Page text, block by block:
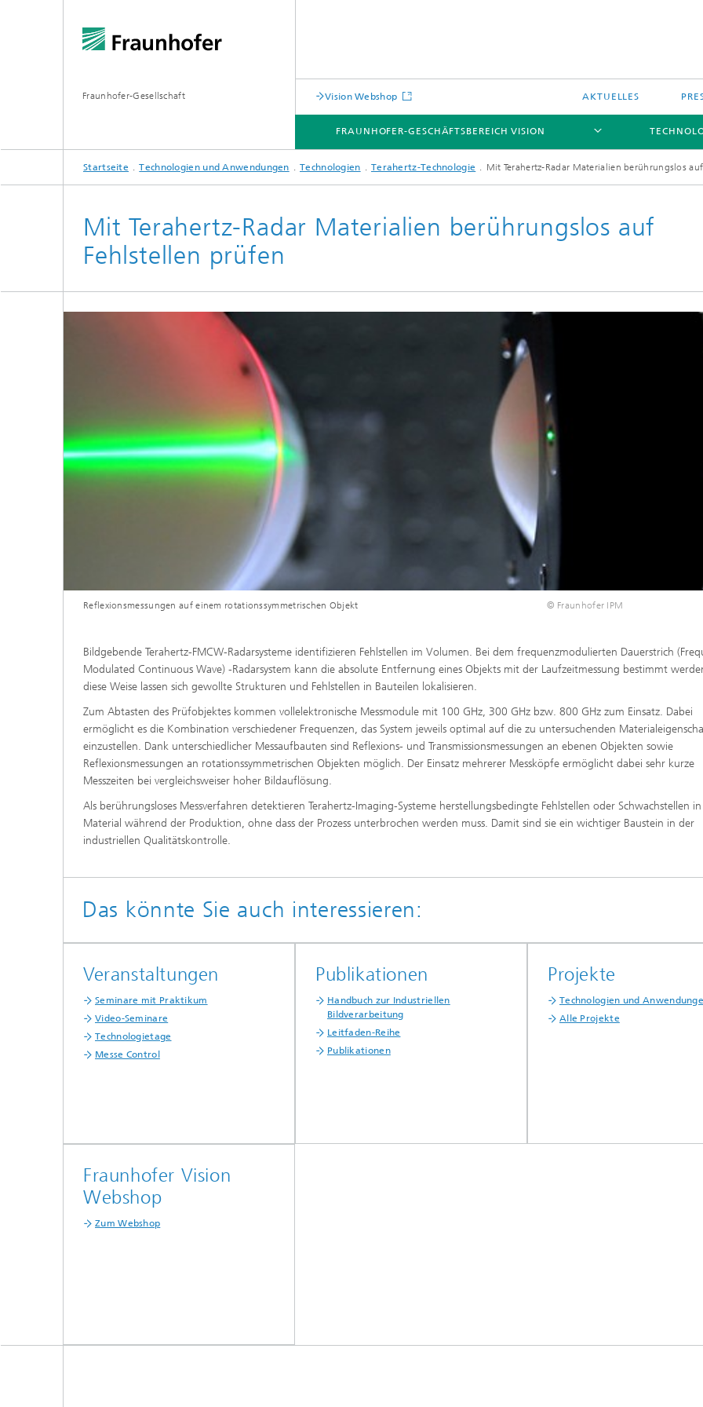
Fraunhofer-Gesellschaft Vision Webshop AKTUELLES
FRAUNHOFER-GESCHÄFTSBEREICH VISION
FRAUNHOFER-GESCHÄFTSBEREICH VISION
TECHNOLOGIEN UND ANWENDUNGEN
Startseite Technologien und Anwendungen Technologien Terahertz-Technologie Mit Terahertz-Radar Materialien berührungslos
Mit Terahertz-Radar Materialien berührungslos auf
Fehlstellen prüfen
© Fraunhofer IPM
Reflexionsmessungen auf einem rotationssymmetrischen Objekt
Bildgebende Terahertz-FMCW-Radarsysteme identifizieren Fehlstellen im Volumen. Bei dem frequenzmodulierten Dauerstrich
Modulated Continuous Wave) -Radarsystem kann die absolute Entfernung eines Objekts mit der Laufzeitmessung bestimmt
diese Weise lassen sich gewollte Strukturen und Fehlstellen in Bauteilen lokalisieren.
Zum Abtasten des Prüfobjektes kommen vollelektronische Messmodule mit 100 GHz, 300 GHz bzw. 800 GHz zum Einsatz. Dabei
ermöglicht es die Kombination verschiedener Frequenzen, das System jeweils optimal auf die zu untersuchenden
einzustellen. Dank unterschiedlicher Messaufbauten sind Reflexions- und Transmissionsmessungen an ebenen Objekten sowie
Reflexionsmessungen an rotationssymmetrischen Objekten möglich. Der Einsatz mehrerer Messköpfe ermöglicht dabei sehr kurze
Messzeiten bei vergleichsweiser hoher Bildauflösung.
Als berührungsloses Messverfahren detektieren Terahertz-Imaging-Systeme herstellungsbedingte Fehlstellen oder Schwachstellen in
Material während der Produktion, ohne dass der Prozess unterbrochen werden muss. Damit sind sie ein wichtiger Baustein in der
industriellen Qualitätskontrolle.
Das könnte Sie auch interessieren:
Veranstaltungen
Seminare mit Praktikum
Video-Seminare
Technologietage
Messe Control
Publikationen
Handbuch zur Industriellen
Bildverarbeitung
Leitfaden-Reihe
Publikationen
Projekte
Technologien und
Alle Projekte
Fraunhofer Vision
Webshop
Zum Webshop